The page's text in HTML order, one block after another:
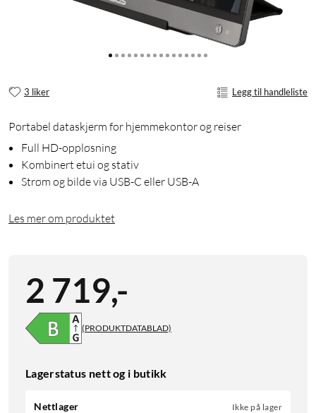
3 liker Legg til handleliste
Portabel dataskjerm for hjemmekontor og reiser
Full HD-oppløsning
Kombinert etui og stativ
Strøm og bilde via USB-C eller USB-A
Les mer om produktet
2 719,-
(PRODUKTDATABLAD)
Lagerstatus nett og i butikk
Nettlager Ikke på lager